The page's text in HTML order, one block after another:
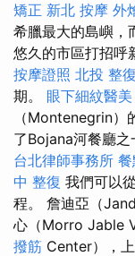
矯正 新北 按摩 外
希臘最大的島嶼，
悠久的市區打招呼
按摩證照 北投 整復
期。 眼下細紋醫美
（Montenegrin）
了Bojana河餐廳之
台北律師事務所
中 整復 我們可以
程。 詹迪亞（
心（Morro Jable
撥筋 Center），